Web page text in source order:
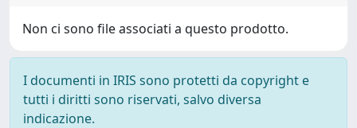
Non ci sono file associati a questo prodotto.
I documenti in IRIS sono protetti da copyright e
tutti i diritti sono riservati, salvo diversa
indicazione.